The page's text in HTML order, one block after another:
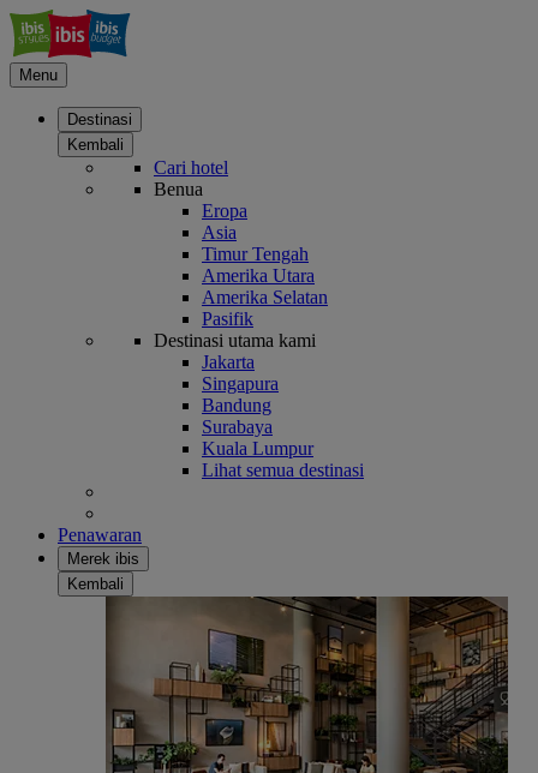
Menu
Destinasi
Kembali
Cari hotel
Benua
Eropa
Asia
Timur Tengah
Amerika Utara
Amerika Selatan
Pasifik
Destinasi utama kami
Jakarta
Singapura
Bandung
Surabaya
Kuala Lumpur
Lihat semua destinasi
Penawaran
Merek ibis
Kembali